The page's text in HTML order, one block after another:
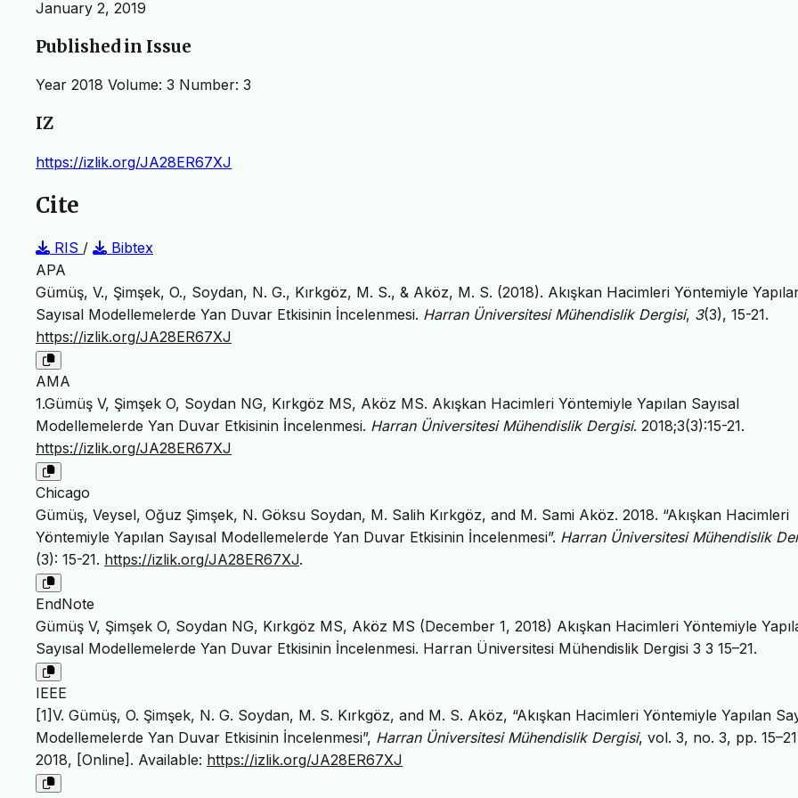
January 2, 2019
Published in Issue
Year 2018 Volume: 3 Number: 3
IZ
https://izlik.org/JA28ER67XJ
Cite
RIS /
Bibtex
APA
Gümüş, V., Şimşek, O., Soydan, N. G., Kırkgöz, M. S., & Aköz, M. S. (2018). Akışkan Hacimleri Yöntemiyle
Sayısal Modellemelerde Yan Duvar Etkisinin İncelenmesi. Harran Üniversitesi Mühendislik Dergisi, 3(3), 15-21.
https://izlik.org/JA28ER67XJ
AMA
1.Gümüş V, Şimşek O, Soydan NG, Kırkgöz MS, Aköz MS. Akışkan Hacimleri Yöntemiyle Yapılan Sayısal
Modellemelerde Yan Duvar Etkisinin İncelenmesi. Harran Üniversitesi Mühendislik Dergisi. 2018;3(3):15-21.
https://izlik.org/JA28ER67XJ
Chicago
Gümüş, Veysel, Oğuz Şimşek, N. Göksu Soydan, M. Salih Kırkgöz, and M. Sami Aköz. 2018. “Akışkan Hacimleri
Yöntemiyle Yapılan Sayısal Modellemelerde Yan Duvar Etkisinin İncelenmesi”. Harran Üniversitesi Mühendislik
(3): 15-21. https://izlik.org/JA28ER67XJ.
EndNote
Gümüş V, Şimşek O, Soydan NG, Kırkgöz MS, Aköz MS (December 1, 2018) Akışkan Hacimleri Yöntemiyle
Sayısal Modellemelerde Yan Duvar Etkisinin İncelenmesi. Harran Üniversitesi Mühendislik Dergisi 3 3 15–21.
IEEE
[1]V. Gümüş, O. Şimşek, N. G. Soydan, M. S. Kırkgöz, and M. S. Aköz, “Akışkan Hacimleri Yöntemiyle Yapılan
Modellemelerde Yan Duvar Etkisinin İncelenmesi”, Harran Üniversitesi Mühendislik Dergisi, vol. 3, no. 3, pp.
2018, [Online]. Available: https://izlik.org/JA28ER67XJ